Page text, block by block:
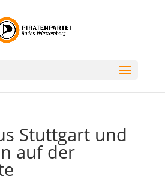
Stuttgart und
auf der